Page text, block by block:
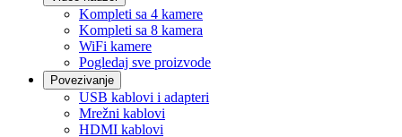
Kompleti sa 4 kamere
Kompleti sa 8 kamera
WiFi kamere
Pogledaj sve proizvode
Povezivanje
USB kablovi i adapteri
Mrežni kablovi
HDMI kablovi